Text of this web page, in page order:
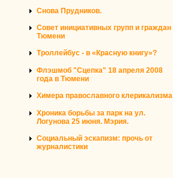
Снова Прудников.
Совет инициативных групп и граждан
Тюмени
Троллейбус - в «Красную книгу»?
Флэшмоб "Сцепка" 18 апреля 2008
года в Тюмени
Химера православного клерикализма
Хроника борьбы за парк на ул.
Логунова 25 июня. Мэрия.
Социальный эскапизм: прочь от
журналистики